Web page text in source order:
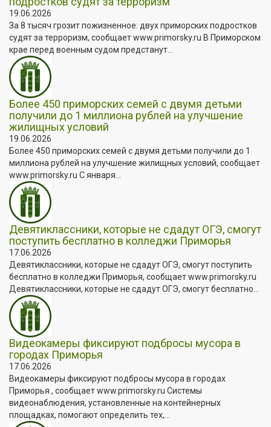
19.06.2026
За 8 тысяч грозит пожизненное: двух приморских подростков
судят за терроризм, сообщает www.primorsky.ru В Приморском
крае перед военным судом предстанут...
Более 450 приморских семей с двумя детьми
получили до 1 миллиона рублей на улучшение
жилищных условий
19.06.2026
Более 450 приморских семей с двумя детьми получили до 1
миллиона рублей на улучшение жилищных условий, сообщает
www.primorsky.ru С января...
Девятиклассники, которые не сдадут ОГЭ, смогут
поступить бесплатно в колледжи Приморья
17.06.2026
Девятиклассники, которые не сдадут ОГЭ, смогут поступить
бесплатно в колледжи Приморья, сообщает www.primorsky.ru
Девятиклассники, которые не сдадут ОГЭ, смогут бесплатно...
Видеокамеры фиксируют подбросы мусора в
городах Приморья
17.06.2026
Видеокамеры фиксируют подбросы мусора в городах
Приморья , сообщает www.primorsky.ru Системы
видеонаблюдения, установленные на контейнерных
площадках, помогают определить тех,...